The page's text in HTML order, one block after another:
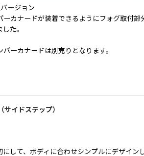
ージョン
ーカナードが装着できるようにフォグ取付部
た。
ーカナードは別売りとなります。
サイドステップ）
して、ボディに合わせシンプルにデザイ